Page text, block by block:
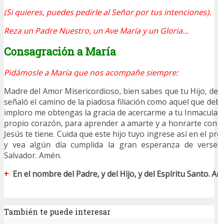
(Si quieres, puedes pedirle al Señor por tus intenciones).
Reza un Padre Nuestro, un Ave María y un Gloria…
Consagración a María
Pidámosle a María que nos acompañe siempre:
Madre del Amor Misericordioso, bien sabes que tu Hijo,
señaló el camino de la piadosa filiación como aquel que
imploro me obtengas la gracia de acercarme a tu
propio corazón, para aprender a amarte y a honrarte
Jesús te tiene. Cuida que este hijo tuyo ingrese así en el
y vea algún día cumplida la gran esperanza de
Salvador. Amén.
+ En el nombre del Padre, y del Hijo, y del Espíritu Santo.
También te puede interesar